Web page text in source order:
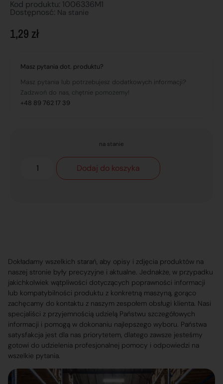
Kod produktu: 1006336M1
Dostępnosć: Na stanie
1,29 zł
Masz pytania dot. produktu?
Masz pytania lub potrzebujesz dodatkowych informacji?
Zadzwoń do nas, chętnie pomożemy!
+48 89 762 17 39
na stanie
Dodaj do koszyka
Dokładamy wszelkich starań, aby opisy i zdjęcia produktów na
naszej stronie były precyzyjne i aktualne. Jednakże, w przypadku
jakichkolwiek wątpliwości dotyczących poprawności informacji
lub kompatybilności produktu z konkretną maszyną, gorąco
zachęcamy do kontaktu z naszym zespołem obsługi klienta. Nasi
specjaliści z przyjemnością udzielą Państwu szczegółowych
informacji i pomogą w dokonaniu najlepszego wyboru. Państwa
satysfakcja jest dla nas priorytetem, dlatego zawsze jesteśmy
gotowi do udzielenia profesjonalnej pomocy i odpowiedzi na
wszelkie pytania.